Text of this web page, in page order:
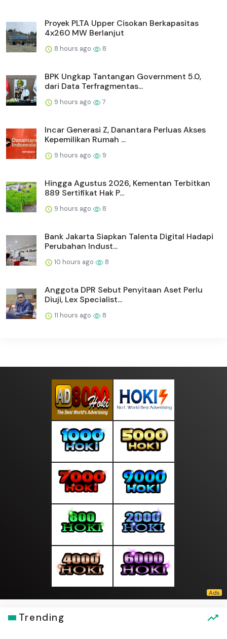
Proyek PLTA Upper Cisokan Berkapasitas
4x260 MW Berlanjut
8 hours ago 8
BPK Ungkap Tantangan Government 5.0,
dari Data Terfragmentas...
9 hours ago 7
Incar Generasi Z, Danantara Perluas Akses
Kepemilikan Rumah ...
9 hours ago 9
Hingga Agustus 2026, Kementan Terbitkan
889 Sertifikat Hak P...
9 hours ago 8
Bank Jakarta Siapkan Talenta Digital Hadapi
Perubahan Indust...
10 hours ago 8
Anggota DPR Sebut Penyitaan Aset Perlu
Diuji, Lex Specialist...
11 hours ago 8
Trending